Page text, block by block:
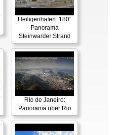
Heiligenhafen: 180°
Panorama
Steinwarder Strand
Rio de Janeiro:
Panorama über Rio